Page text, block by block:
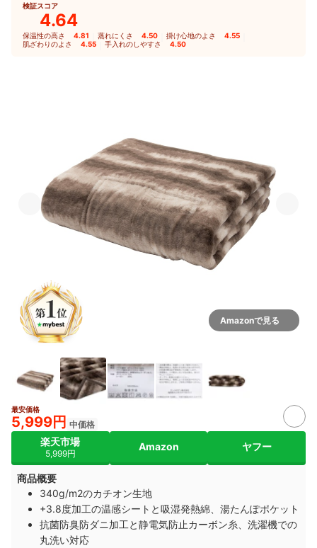
検証スコア
4.64
保温性の高さ 4.81 蒸れにくさ 4.50 掛け心地のよさ 4.55
肌ざわりのよさ 4.55 手入れのしやすさ 4.50
Amazonで見る
最安価格
5,999円 中価格
楽天市場
5,999円
Amazon ヤフー
商品概要
340g/m2のカチオン生地
+3.8度加工の温感シートと吸湿発熱綿、湯たんぽポケット
抗菌防臭防ダニ加工と静電気防止カーボン糸、洗濯機での
丸洗い対応